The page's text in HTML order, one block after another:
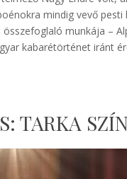
mindig vevő pesti
munkája –
kabarétörténet iránt
TARKA